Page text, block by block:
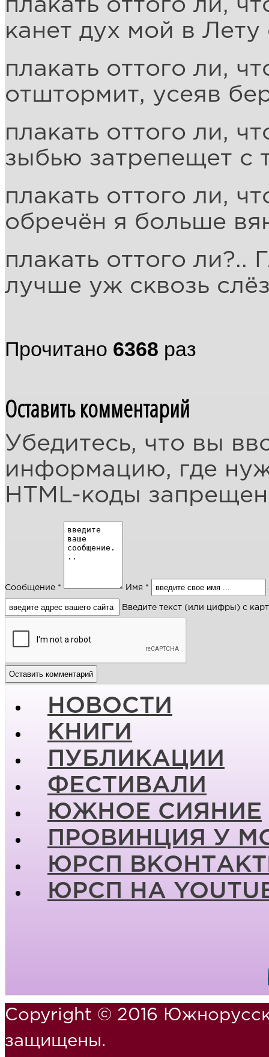
плакать оттого ли,
канет дух мой в
плакать оттого ли,
отштормит, усеяв
плакать оттого ли,
зыбью затрепещет с
плакать оттого ли,
обречён я больше
плакать оттого ли?..
лучше уж сквозь
Прочитано 6368 раз
Оставить комментарий
Убедитесь, что вы
информацию, где
HTML-коды
Сообщение * Имя *
Введите текст (или цифры) с
НОВОСТИ
КНИГИ
ПУБЛИКАЦИИ
ФЕСТИВАЛИ
ЮЖНОЕ СИЯНИЕ
ПРОВИНЦИЯ У
ЮРСП
ЮРСП НА
Copyright © 2016
защищены.